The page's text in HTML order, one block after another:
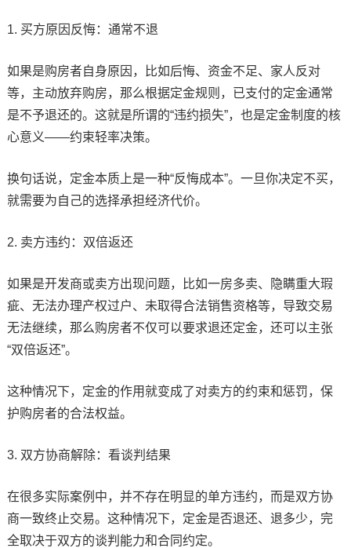
1. 买方原因反悔：通常不退
如果是购房者自身原因，比如后悔、资金不足、家人反对
等，主动放弃购房，那么根据定金规则，已支付的定金通常
是不予退还的。这就是所谓的“违约损失”，也是定金制度的核
心意义——约束轻率决策。
换句话说，定金本质上是一种“反悔成本”。一旦你决定不买，
就需要为自己的选择承担经济代价。
2. 卖方违约：双倍返还
如果是开发商或卖方出现问题，比如一房多卖、隐瞒重大瑕
疵、无法办理产权过户、未取得合法销售资格等，导致交易
无法继续，那么购房者不仅可以要求退还定金，还可以主张
“双倍返还”。
这种情况下，定金的作用就变成了对卖方的约束和惩罚，保
护购房者的合法权益。
3. 双方协商解除：看谈判结果
在很多实际案例中，并不存在明显的单方违约，而是双方协
商一致终止交易。这种情况下，定金是否退还、退多少，完
全取决于双方的谈判能力和合同约定。